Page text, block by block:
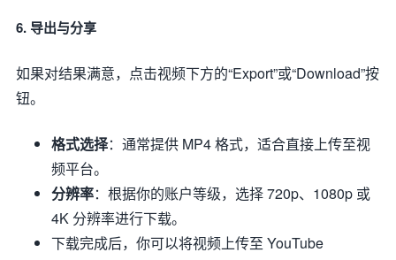
6. 导出与分享
如果对结果满意，点击视频下方的“Export”或“Download”按
钮。
格式选择：通常提供 MP4 格式，适合直接上传至视
频平台。
分辨率：根据你的账户等级，选择 720p、1080p 或
4K 分辨率进行下载。
下载完成后，你可以将视频上传至 YouTube